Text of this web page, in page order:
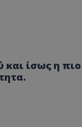
και ίσως η πιο